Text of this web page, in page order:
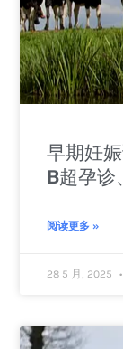
早期妊
B超孕诊
阅读更多 »
28 5 月, 2025